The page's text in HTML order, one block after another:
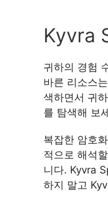
Kyvra
귀하의 경험
바른 리소스
색하면서 귀
를 탐색해 보
복잡한 암호
적으로 해석
니다. Kyvra
하지 말고